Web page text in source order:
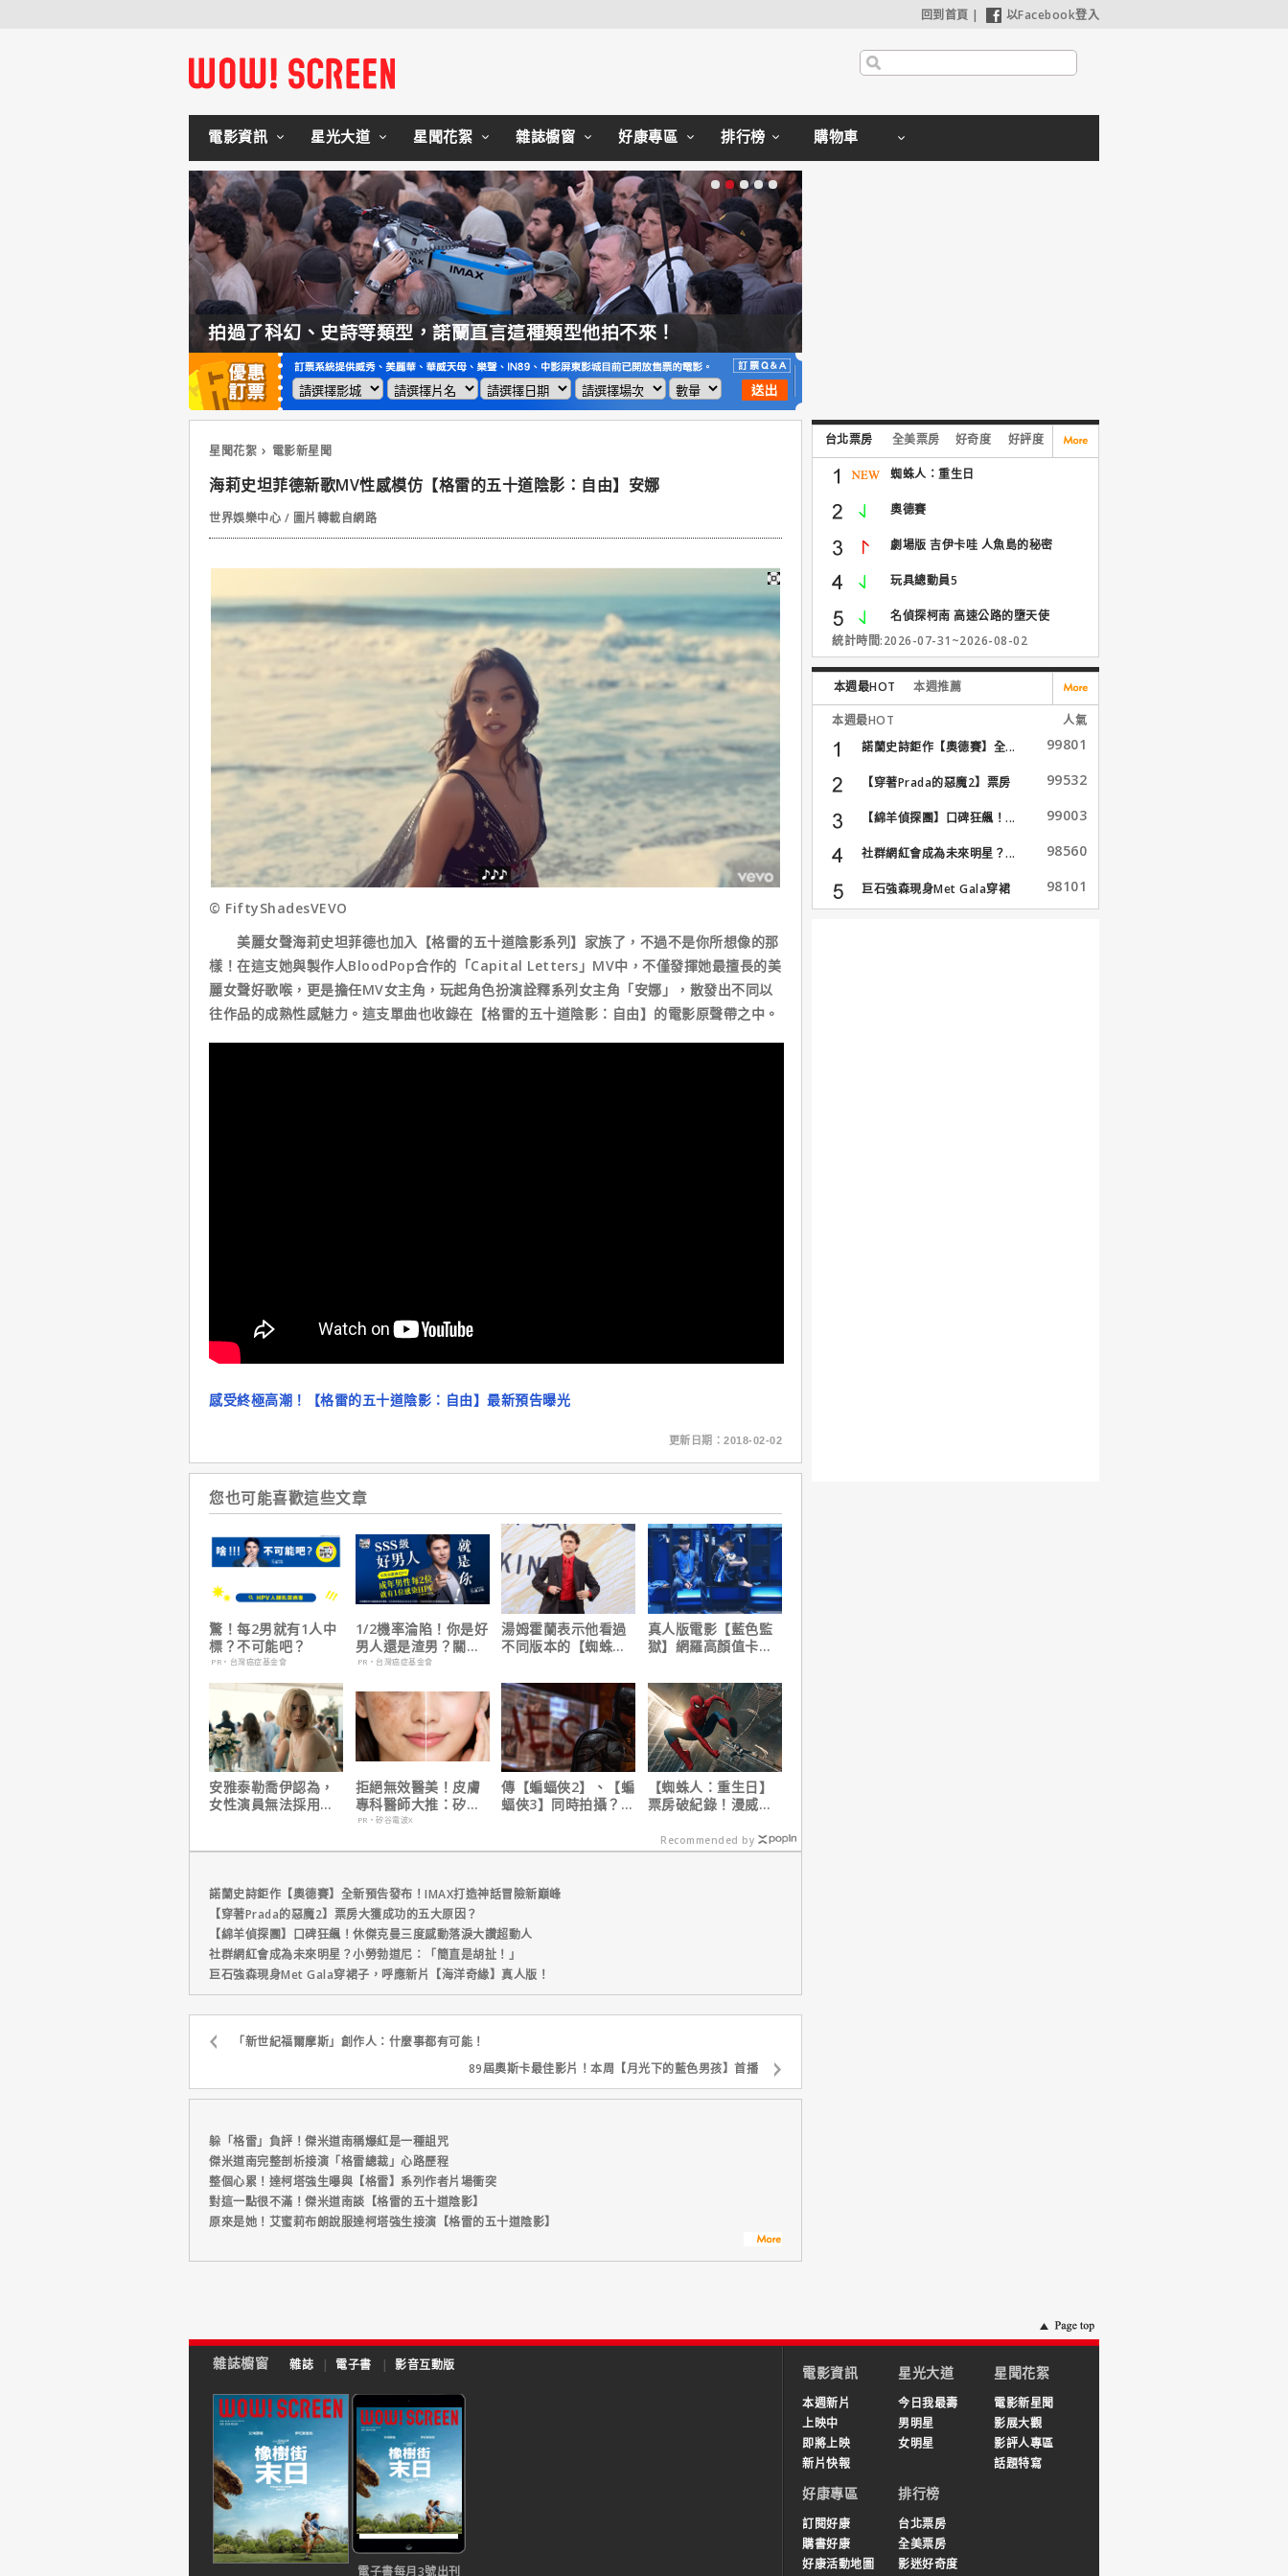
回到首頁 | 以Facebook登入
電影資訊 星光大道 星聞花絮 雜誌櫥窗 好康專區 排行榜 購物車
拍過了科幻、史詩等類型，諾蘭直言這種類型他拍不來！
星聞花絮 電影新星聞
海莉史坦菲德新歌MV性感模仿【格雷的五十道陰影：自由】安娜
世界娛樂中心 / 圖片轉載自網路
© FiftyShadesVEVO
美麗女聲海莉史坦菲德也加入【格雷的五十道陰影系列】家族了，不過不是你所想像的那
樣！在這支她與製作人BloodPop合作的「Capital Letters」MV中，不僅發揮她最擅長的美
麗女聲好歌喉，更是擔任MV女主角，玩起角色扮演詮釋系列女主角「安娜」，散發出不同以
往作品的成熟性感魅力。這支單曲也收錄在【格雷的五十道陰影：自由】的電影原聲帶之中。
感受終極高潮！【格雷的五十道陰影：自由】最新預告曝光
更新日期：2018-02-02
您也可能喜歡這些文章
驚！每2男就有1人中
標？不可能吧？
PR・台灣癌症基金會
1/2機率淪陷！你是好
男人還是渣男？關鍵
在這
PR・台灣癌症基金會
湯姆霍蘭表示他看過
不同版本的【蜘蛛
這版完全不行！
真人版電影【藍色監
獄】網羅高顏值卡司
安雅泰勒喬伊認為，
女性演員無法採用方
拒絕無效醫美！皮膚
專科醫師大推：矽谷
電波 X 讓肌膚由內而
PR・矽谷電波X
傳【蝙蝠俠2】、【蝙
蝠俠3】同時拍攝？詹
【蜘蛛人：重生日】
票房破紀錄！漫威總
讚！
Recommended by
諾蘭史詩鉅作【奧德賽】全新預告發布！IMAX打造神話冒險新巔峰
【穿著Prada的惡魔2】票房大獲成功的五大原因？
【綿羊偵探團】口碑狂飆！休傑克曼三度感動落淚大讚超動人
社群網紅會成為未來明星？小勞勃道尼：「簡直是胡扯！」
巨石強森現身Met Gala穿裙子，呼應新片【海洋奇緣】真人版！
「新世紀福爾摩斯」創作人：什麼事都有可能！
89屆奧斯卡最佳影片！本周【月光下的藍色男孩】首播
躲「格雷」負評！傑米道南稱爆紅是一種詛咒
傑米道南完整剖析接演「格雷總裁」心路歷程
整個心累！達柯塔強生曝與【格雷】系列作者片場衝突
對這一點很不滿！傑米道南談【格雷的五十道陰影】
原來是她！艾蜜莉布朗說服達柯塔強生接演【格雷的五十道陰影】
台北票房 全美票房 好奇度 好評度
蜘蛛人：重生日
奧德賽
劇場版 吉伊卡哇 人魚島的秘密
玩具總動員5
名偵探柯南 高速公路的墮天使
統計時間:2026-07-31~2026-08-02
本週最HOT 本週推薦
本週最HOT
人氣
諾蘭史詩鉅作【奧德賽】全...
99801
【穿著Prada的惡魔2】票房
99532
【綿羊偵探團】口碑狂飆！... 99003
社群網紅會成為未來明星？... 98560
巨石強森現身Met Gala穿裙
子...
98101
雜誌櫥窗 雜誌 | 電子書 | 影音互動版
電子書每月3號出刊
電影資訊
本週新片
上映中
即將上映
新片快報
星光大道
今日我最壽
男明星
女明星
星聞花絮
電影新星聞
影展大觀
影評人專區
話題特寫
好康專區
訂閱好康
購書好康
好康活動地圖
排行榜
台北票房
全美票房
影迷好奇度